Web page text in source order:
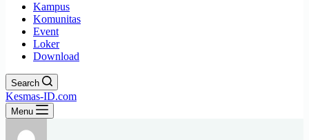
Kampus
Komunitas
Event
Loker
Download
Search
Kesmas-ID.com
Menu